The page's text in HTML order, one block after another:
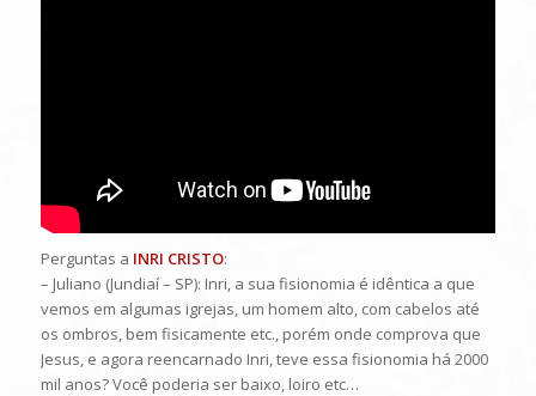
Perguntas a INRI CRISTO:
– Juliano (Jundiaí – SP): Inri, a sua fisionomia é idêntica a que
vemos em algumas igrejas, um homem alto, com cabelos até
os ombros, bem fisicamente etc., porém onde comprova que
Jesus, e agora reencarnado Inri, teve essa fisionomia há 2000
mil anos? Você poderia ser baixo, loiro etc…